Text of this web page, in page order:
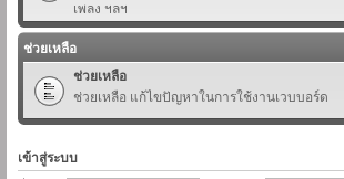
เพลง ฯลฯ
ช่วยเหลือ
ช่วยเหลือ
ช่วยเหลือ แก้ไขปัญหาในการใช้งานเวบบอร์ด
เข้าสู่ระบบ